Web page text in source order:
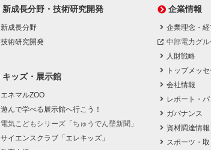
新成長分野・技術研究開発
新成長分野
技術研究開発
キッズ・展示館
エネマルZOO
遊んで学べる展示館へ行こう！
電気こどもシリーズ「ちゅうでん壁新聞」
サイエンスクラブ「エレキッズ」
企業情報
企業理念・
中部電力グ
人財戦略
トップメッ
会社情報
レポート・
ガバナンス
資材調達情報
スポーツ・